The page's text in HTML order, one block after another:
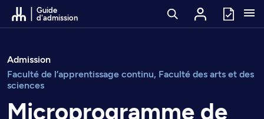
Passer au contenu
Guide
d'admission
Admission
Faculté de l’apprentissage continu, Faculté des arts et des
sciences
Microprogramme de